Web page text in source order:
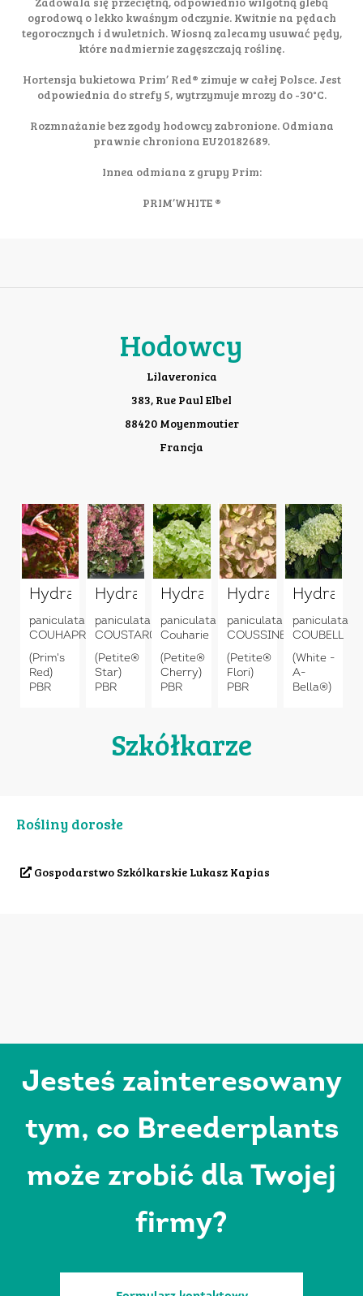
ogrodową o lekko kwaśnym odczynie. Kwitnie na pędach
tegorocznych i dwuletnich. Wiosną zalecamy usuwać pędy,
które nadmiernie zagęszczają roślinę.
Hortensja bukietowa Prim’ Red® zimuje w całej Polsce. Jest
odpowiednia do strefy 5, wytrzymuje mrozy do -30°C.
Rozmnażanie bez zgody hodowcy zabronione. Odmiana
prawnie chroniona EU20182689.
Innea odmiana z grupy Prim:
PRIM’WHITE ®
Hodowcy
Lilaveronica
383, Rue Paul Elbel
88420 Moyenmoutier
Francja
Hydrangea
paniculata
COUHAPRIM
(Prim's
Red)
PBR
Hydrangea
paniculata
COUSTAR02
(Petite®
Star)
PBR
Hydrangea
paniculata
Couharie
(Petite®
Cherry)
PBR
Hydrangea
paniculata
COUSSINE
(Petite®
Flori)
PBR
paniculata
COUBELL
(White -
A-
Bella®)
Szkółkarze
Rośliny dorosłe
Gospodarstwo Szkólkarskie Lukasz Kapias
Jesteś zainteresowany
tym, co Breederplants
może zrobić dla Twojej
firmy?